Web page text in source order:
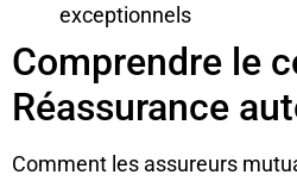
exceptionnels
Comprendre le
Réassurance
Comment les assureurs